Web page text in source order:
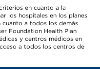
en cuanto a la
los hospitales en los planes
cuanto a todos los demás
Foundation Health Plan
y centros médicos en
a todos los centros de